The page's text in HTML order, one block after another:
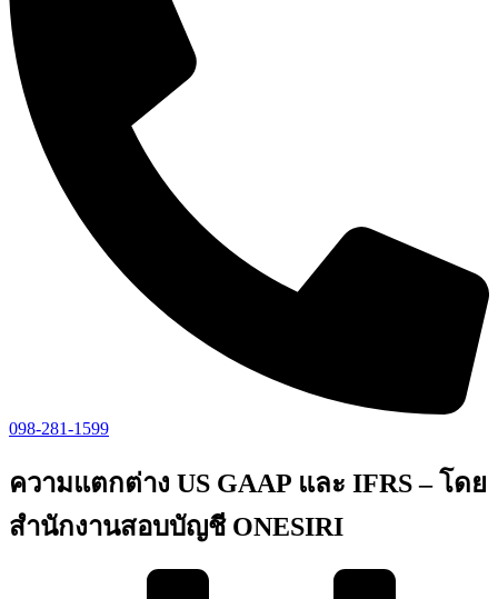
098-281-1599
ความแตกต่าง US GAAP และ IFRS – โดย
สำนักงานสอบบัญชี ONESIRI